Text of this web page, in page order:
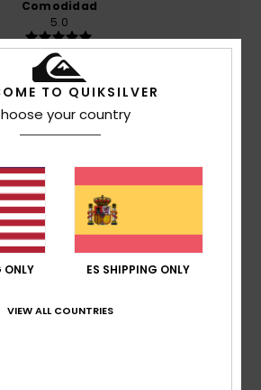
Comodidad
5.0
calidad-precio
5.0
grande
5.0
Color
TO QUIKSILVER
your country
ONLY ES SHIPPING ONLY
VIEW ALL COUNTRIES